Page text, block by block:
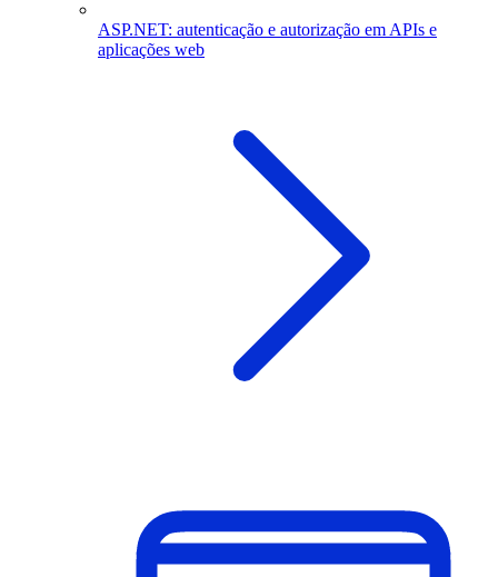
ASP.NET: autenticação e autorização em APIs e
aplicações web